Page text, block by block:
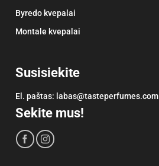
Byredo kvepalai
Montale kvepalai
Susisiekite
El. paštas: labas@tasteperfumes.com
Sekite mus!